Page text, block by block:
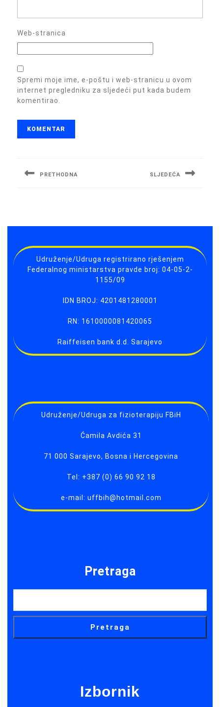
Web-stranica
Spremi moje ime, e-poštu i web-stranicu u ovom
internet pregledniku za sljedeći put kada budem
komentirao.
PRETHODNA SLJEDEĆA
Udruženje/Udruga registrirano rješenjem
Federalnog ministarstva pravde broj: 04-05-2-
1155/09
IDN BROJ: 4201481280001
RN: 1610000081420065
Raiffeisen bank d.d. Sarajevo
Udruženje/Udruga za fizioterapiju FBiH
Ćamila Avdića 31
71 000 Sarajevo, Bosna i Hercegovina
Tel: +387 (0) 66 90 92 18
e-mail: uffbih@hotmail.com
Pretraga
Pretraga
Izbornik